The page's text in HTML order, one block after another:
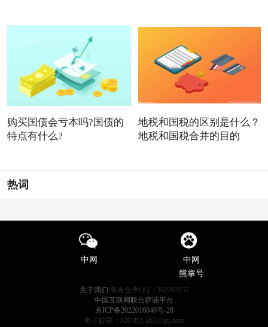
购买国债会亏本吗?国债的
特点有什么?
地税和国税的区别是什么？
地税和国税合并的目的
热词
中网
中网
熊掌号
关于我们 商务合作QQ：362293157
中国互联网联合辟谣平台
京ICP备2022016840号-28
电子邮箱：920 891 263@qq.com